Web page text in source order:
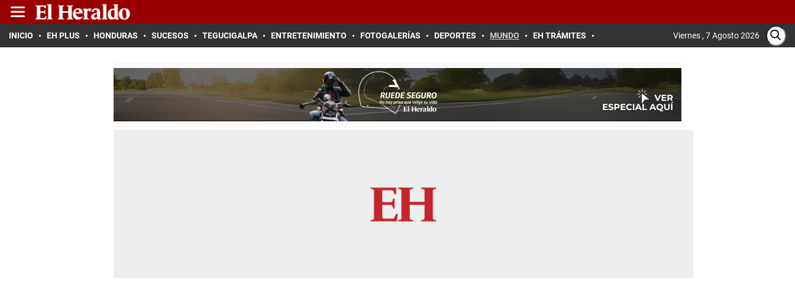
INICIO EH PLUS HONDURAS SUCESOS TEGUCIGALPA ENTRETENIMIENTO FOTOGALERÍAS DEPORTES MUNDO EH TRÁMITES Viernes , 7 Agosto 2026